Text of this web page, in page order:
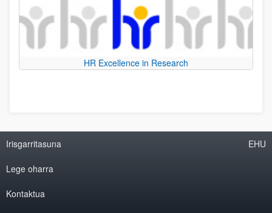
HR Excellence in Research
Irisgarritasuna
Lege oharra
Kontaktua
EHU